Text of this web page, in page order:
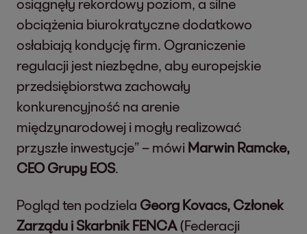
osiągnęły rekordowy poziom, a silne
obciążenia biurokratyczne dodatkowo
osłabiają kondycję firm. Ograniczenie
regulacji jest niezbędne, aby europejskie
przedsiębiorstwa zachowały
konkurencyjność na arenie
międzynarodowej i mogły realizować
przyszłe inwestycje” – mówi Marwin Ramcke,
CEO Grupy EOS.
Pogląd ten podziela Georg Kovacs, Członek
Zarządu i Skarbnik FENCA(Federacji